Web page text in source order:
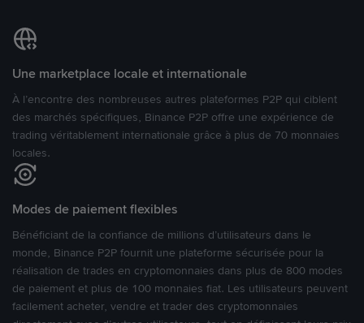
Une marketplace locale et internationale
À l’encontre des nombreuses autres plateformes P2P qui ciblent
des marchés spécifiques, Binance P2P offre une expérience de
trading véritablement internationale grâce à plus de 70 monnaies
locales.
Modes de paiement flexibles
Bénéficiant de la confiance de millions d’utilisateurs dans le
monde, Binance P2P fournit une plateforme sécurisée pour la
réalisation de trades en cryptomonnaies dans plus de 800 modes
de paiement et plus de 100 monnaies fiat. Les utilisateurs peuvent
facilement acheter, vendre et trader des cryptomonnaies